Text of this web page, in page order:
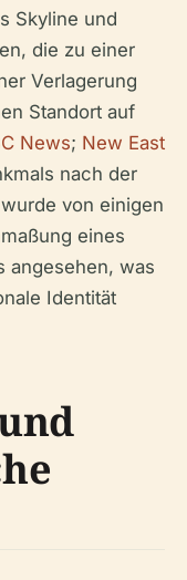
Skyline und
die zu einer
Verlagerung
Standort auf
News; New East
nach der
von einigen
eines
angesehen, was
Identität